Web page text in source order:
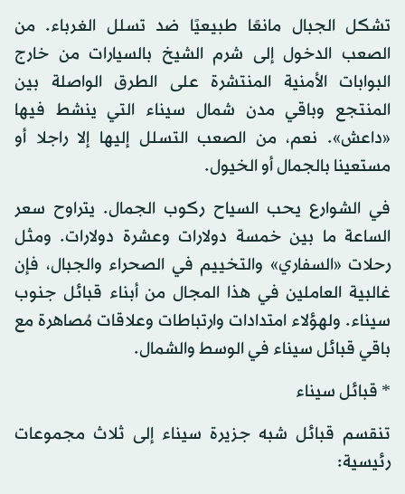
تشكل الجبال مانعًا طبيعيًا ضد تسلل الغرباء. من
الصعب الدخول إلى شرم الشيخ بالسيارات من خارج
البوابات الأمنية المنتشرة على الطرق الواصلة بين
المنتجع وباقي مدن شمال سيناء التي ينشط فيها
«داعش». نعم، من الصعب التسلل إليها إلا راجلا أو
مستعينا بالجمال أو الخيول.
في الشوارع يحب السياح ركوب الجمال. يتراوح سعر
الساعة ما بين خمسة دولارات وعشرة دولارات. ومثل
رحلات «السفاري» والتخييم في الصحراء والجبال، فإن
غالبية العاملين في هذا المجال من أبناء قبائل جنوب
سيناء. ولهؤلاء امتدادات وارتباطات وعلاقات مُصاهرة مع
باقي قبائل سيناء في الوسط والشمال.
* قبائل سيناء
تنقسم قبائل شبه جزيرة سيناء إلى ثلاث مجموعات
رئيسية: